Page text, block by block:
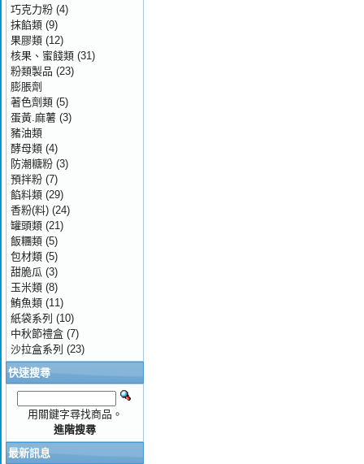
巧克力粉 (4)
抹餡類 (9)
果膠類 (12)
核果、蜜餞類 (31)
粉類製品 (23)
膨脹劑
著色劑類 (5)
蛋黃.麻薯 (3)
豬油類
酵母類 (4)
防潮糖粉 (3)
預拌粉 (7)
餡料類 (29)
香粉(料) (24)
罐頭類 (21)
飯糰類 (5)
包材類 (5)
甜脆瓜 (3)
玉米類 (8)
鮪魚類 (11)
紙袋系列 (10)
中秋節禮盒 (7)
沙拉盒系列 (23)
快速搜尋
用關鍵字尋找商品。
進階搜尋
最新訊息